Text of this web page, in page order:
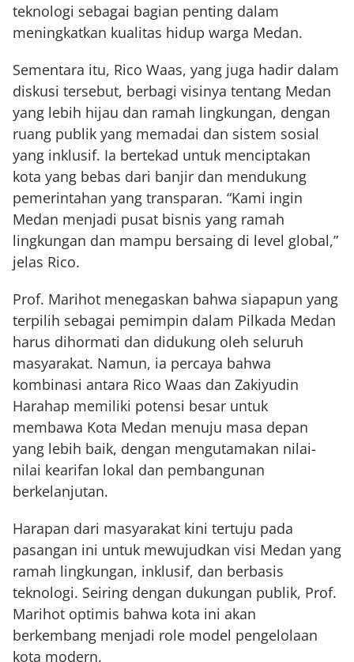
teknologi sebagai bagian penting dalam
meningkatkan kualitas hidup warga Medan.
Sementara itu, Rico Waas, yang juga hadir dalam
diskusi tersebut, berbagi visinya tentang Medan
yang lebih hijau dan ramah lingkungan, dengan
ruang publik yang memadai dan sistem sosial
yang inklusif. Ia bertekad untuk menciptakan
kota yang bebas dari banjir dan mendukung
pemerintahan yang transparan. “Kami ingin
Medan menjadi pusat bisnis yang ramah
lingkungan dan mampu bersaing di level global,”
jelas Rico.
Prof. Marihot menegaskan bahwa siapapun yang
terpilih sebagai pemimpin dalam Pilkada Medan
harus dihormati dan didukung oleh seluruh
masyarakat. Namun, ia percaya bahwa
kombinasi antara Rico Waas dan Zakiyudin
Harahap memiliki potensi besar untuk
membawa Kota Medan menuju masa depan
yang lebih baik, dengan mengutamakan nilai-
nilai kearifan lokal dan pembangunan
berkelanjutan.
Harapan dari masyarakat kini tertuju pada
pasangan ini untuk mewujudkan visi Medan yang
ramah lingkungan, inklusif, dan berbasis
teknologi. Seiring dengan dukungan publik, Prof.
Marihot optimis bahwa kota ini akan
berkembang menjadi role model pengelolaan
kota modern.